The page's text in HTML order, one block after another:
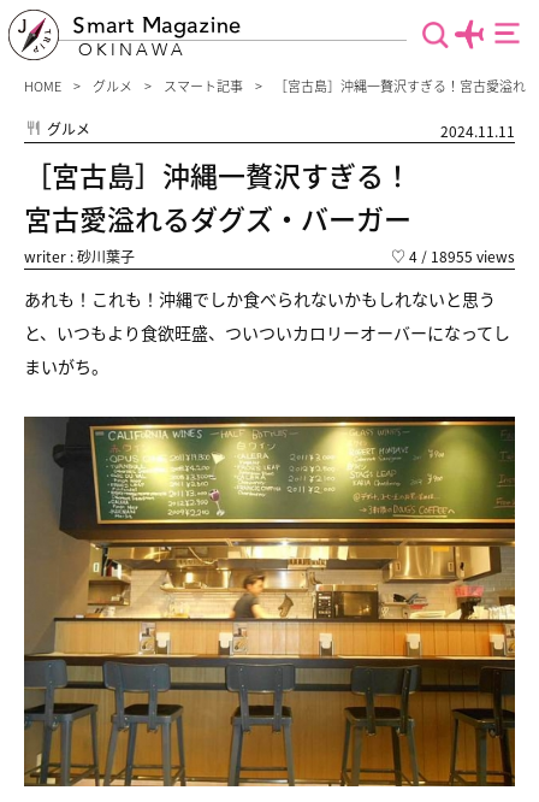
Smart Magazine
OKINAWA
HOME グルメ スマート記事 ［宮古島］沖縄一贅沢すぎる！宮古愛溢れ
グルメ 2024.11.11
［宮古島］沖縄一贅沢すぎる！
宮古愛溢れるダグズ・バーガー
writer : 砂川葉子 ♡ 4 / 18955 views
あれも！これも！沖縄でしか食べられないかもしれないと思う
と、 いつもより食欲旺盛、ついついカロリーオーバーになってし
まいがち。